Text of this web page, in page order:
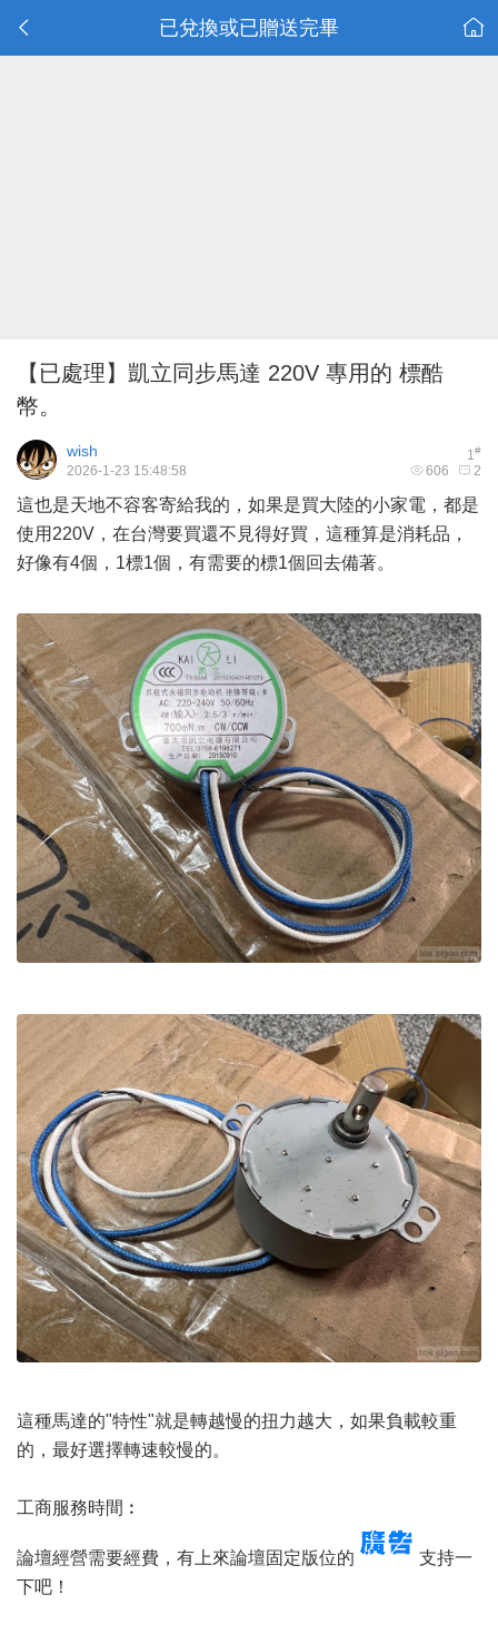
已兌換或已贈送完畢
【已處理】凱立同步馬達 220V 專用的 標酷
幣。
1#
wish
606 2
2026-1-23 15:48:58
這也是天地不容客寄給我的，如果是買大陸的小家電，都是
使用220V，在台灣要買還不見得好買，這種算是消耗品，
好像有4個，1標1個，有需要的標1個回去備著。
這種馬達的"特性"就是轉越慢的扭力越大，如果負載較重
的，最好選擇轉速較慢的。
工商服務時間︰
論壇經營需要經費，有上來論壇固定版位的
支持一
下吧！